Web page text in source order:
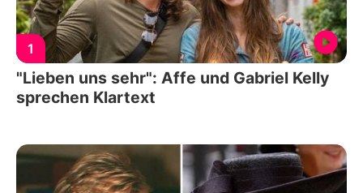
1
"Lieben uns sehr": Affe und Gabriel Kelly
sprechen Klartext